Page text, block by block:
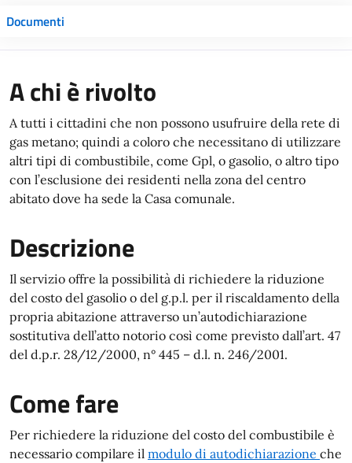
Documenti
A chi è rivolto
A tutti i cittadini che non possono usufruire della rete di
gas metano; quindi a coloro che necessitano di utilizzare
altri tipi di combustibile, come Gpl, o gasolio, o altro tipo
con l’esclusione dei residenti nella zona del centro
abitato dove ha sede la Casa comunale.
Descrizione
Il servizio offre la possibilità di richiedere la riduzione
del costo del gasolio o del g.p.l. per il riscaldamento della
propria abitazione attraverso un’autodichiarazione
sostitutiva dell’atto notorio così come previsto dall’art. 47
del d.p.r. 28/12/2000, n° 445 – d.l. n. 246/2001.
Come fare
Per richiedere la riduzione del costo del combustibile è
necessario compilare il modulo di autodichiarazione che